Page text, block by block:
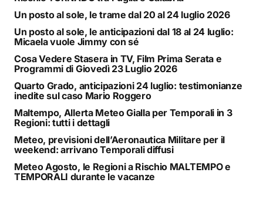
Un posto al sole, le trame dal 20 al 24 luglio 2026
Un posto al sole, le anticipazioni dal 18 al 24 luglio:
Micaela vuole Jimmy con sé
Cosa Vedere Stasera in TV, Film Prima Serata e
Programmi di Giovedì 23 Luglio 2026
Quarto Grado, anticipazioni 24 luglio: testimonianze
inedite sul caso Mario Roggero
Maltempo, Allerta Meteo Gialla per Temporali in 3
Regioni: tutti i dettagli
Meteo, previsioni dell’Aeronautica Militare per il
weekend: arrivano Temporali diffusi
Meteo Agosto, le Regioni a Rischio MALTEMPO e
TEMPORALI durante le vacanze